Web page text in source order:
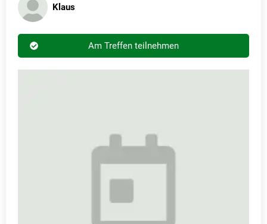
Klaus
Am Treffen teilnehmen